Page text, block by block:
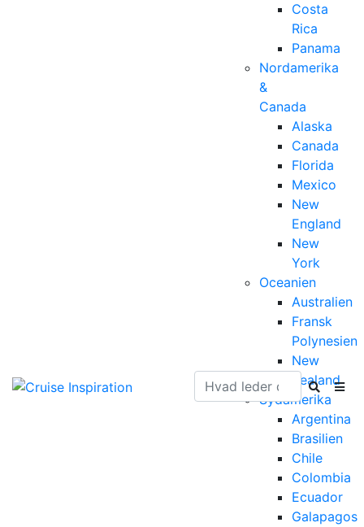
Costa
Rica
Panama
Nordamerika
&
Canada
Alaska
Canada
Florida
Mexico
New
England
New
York
Oceanien
Australien
Fransk
Polynesien
New
Zealand
Sydamerika
Argentina
Brasilien
Chile
Colombia
Ecuador
Galapagos